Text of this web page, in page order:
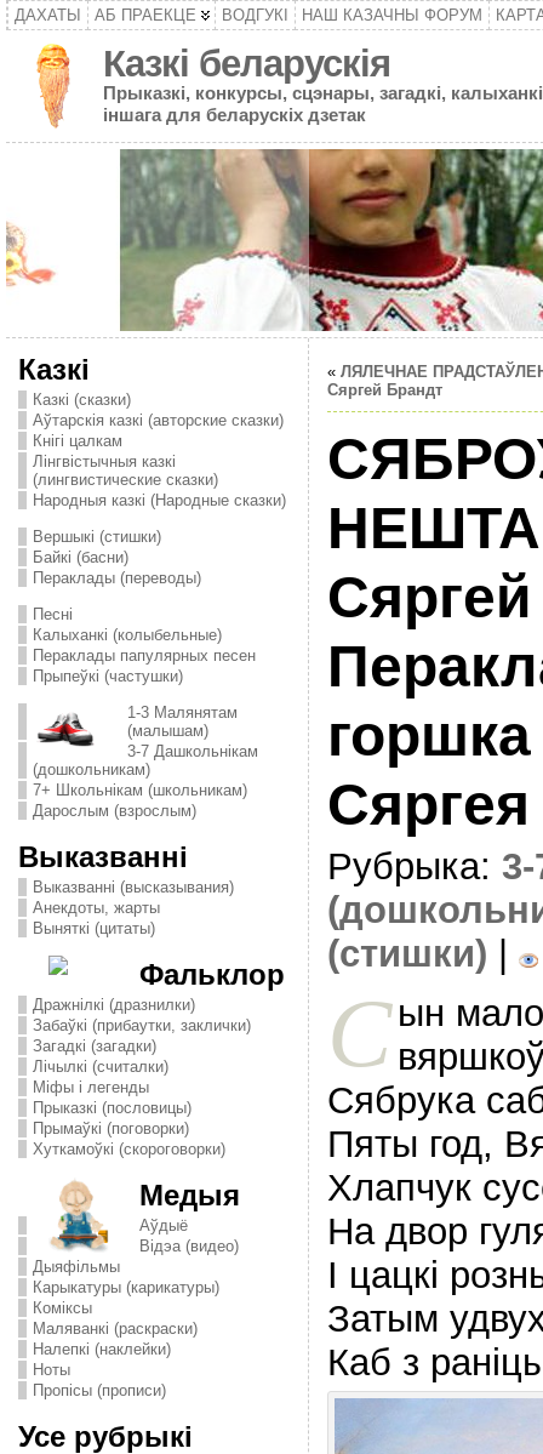
ДАХАТЫ АБ ПРАЕКЦЕ ВОДГУКІ НАШ КАЗАЧНЫ ФОРУМ
Казкі беларускія
Прыказкі, конкурсы, сцэнары, загадкі,
іншага для беларускіх дзетак
Казкі
Казкі (сказки)
Аўтарскія казкі (авторские сказки)
Кнігі цалкам
Лінгвістычныя казкі
(лингвистические сказки)
Народныя казкі (Народные сказки)
Вершыкі (стишки)
Байкі (басни)
Пераклады (переводы)
Песні
Калыханкі (колыбельные)
Пераклады папулярных песен
Прыпеўкі (частушки)
1-3 Малянятам
(малышам)
3-7 Дашкольнікам
(дошкольникам)
7+ Школьнікам (школьникам)
Дарослым (взрослым)
Выказванні
Выказванні (высказывания)
Анекдоты, жарты
Выняткі (цитаты)
Фальклор
Дражнілкі (дразнилки)
Забаўкі (прибаутки, заклички)
Загадкі (загадки)
Лічылкі (считалки)
Міфы і легенды
Прыказкі (пословицы)
Прымаўкі (поговорки)
Хуткамоўкі (скороговорки)
Медыя
Аўдыё
Відэа (видео)
Дыяфільмы
Карыкатуры (карикатуры)
Комiксы
Маляванкі (раскраски)
Налепкі (наклейки)
Ноты
Пропісы (прописи)
Усе рубрыкі
« ЛЯЛЕЧНАЕ
Сяргей Брандт
Рубрыка:
(стишки)
С ын
Сябрука
Пяты год,
Хлапчук
На двор
I цацкi
Затым
Каб з